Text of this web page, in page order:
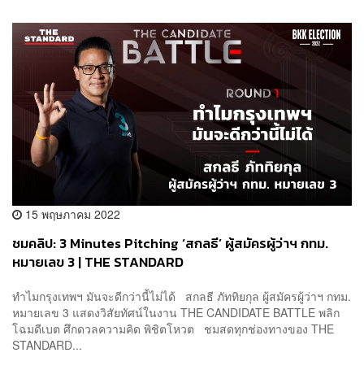
15 พฤษภาคม 2022
ชมคลิป: 3 Minutes Pitching ‘สกลธี’ ผู้สมัครผู้ว่าฯ กทม.
หมายเลข 3 | THE STANDARD
ทำไมกรุงเทพฯ มันจะดีกว่านี้ไม่ได้ สกลธี ภัททิยกุล ผู้สมัครผู้ว่าฯ กทม.
หมายเลข 3 แสดงวิสัยทัศน์ในงาน THE CANDIDATE BATTLE พลิก
โฉมดีเบต ศึกดวลความคิด พิชิตโหวต ชมสดทุกช่องทางของ THE
STANDARD...